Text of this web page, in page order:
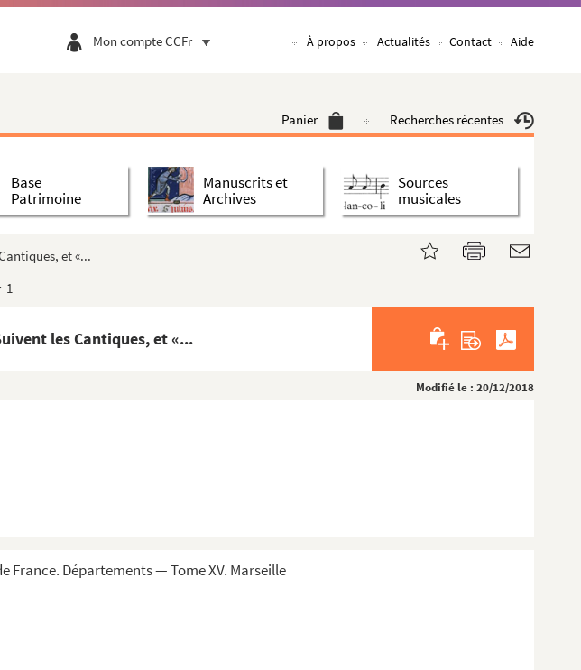
Mon compte CCFr À propos Actualités Contact Aide
Panier Recherches récentes
Base
Patrimoine
Manuscrits et
Archives
Sources
musicales
et «...
1
les Cantiques, et «...
Modifié le : 20/12/2018
France. Départements — Tome XV. Marseille
mê...